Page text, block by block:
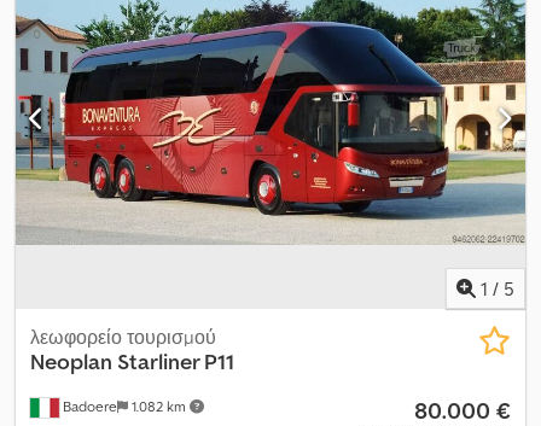
σφάλματα. Οι εικόνες και το κείμενο ενδέχεται να διαφέρουν από
το όχημα. Πάνω από 300 οχήματα διαθέσιμα ανά πάσα στιγμή. =
Περαιτέρω πληροφορίες = Κιβώτιο ταχυτήτων: 8 σχέσεις,
μηχανικό Κυβισμός κινητήρα: 12.580 κ.εκ. Διαστάσεις (Μ x Υ x Π):
1388 x 400 x 255 εκ. Μάρκα κινητήρα: DAF
θέρμανσης στάθμευσης, Σημειώνεται ότι η γραφιστική είναι
αυτοκόλλητη. Επισημαίνεται ότι τα έγγραφα αυτού του οχήματος
προέρχονται από την Ισπανία· ως εκ τούτου, σε περίπτωση
πώλησης στην Ιταλία, τα έξοδα εθνικοποίησης και ταξινόμησης
θα βαρύνουν τον αγοραστή. Το όχημα είναι διαθέσιμο στην τιμή
της Άμεσης Αγοράς ή μπορείτε να υποβάλετε τη δική σας
προσφορά και να ξεκινήσετε διαπραγμάτευση. Dodszgv Diopfx Al
1 / 5
Badoere 1.082 km
λεωφορείο τουρισμού
Neoplan Starliner P11
80.000 €